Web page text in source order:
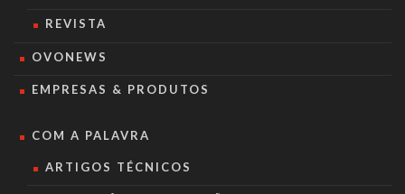
REVISTA
OVONEWS
EMPRESAS & PRODUTOS
COM A PALAVRA
ARTIGOS TÉCNICOS